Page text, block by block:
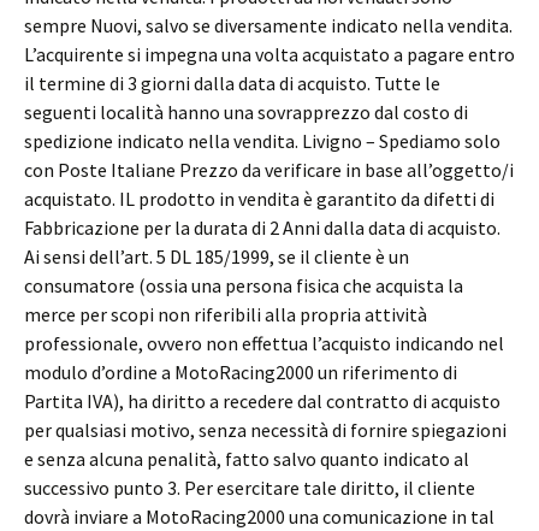
sempre Nuovi, salvo se diversamente indicato nella vendita.
L’acquirente si impegna una volta acquistato a pagare entro
il termine di 3 giorni dalla data di acquisto. Tutte le
seguenti località hanno una sovrapprezzo dal costo di
spedizione indicato nella vendita. Livigno – Spediamo solo
con Poste Italiane Prezzo da verificare in base all’oggetto/i
acquistato. IL prodotto in vendita è garantito da difetti di
Fabbricazione per la durata di 2 Anni dalla data di acquisto.
Ai sensi dell’art. 5 DL 185/1999, se il cliente è un
consumatore (ossia una persona fisica che acquista la
merce per scopi non riferibili alla propria attività
professionale, ovvero non effettua l’acquisto indicando nel
modulo d’ordine a MotoRacing2000 un riferimento di
Partita IVA), ha diritto a recedere dal contratto di acquisto
per qualsiasi motivo, senza necessità di fornire spiegazioni
e senza alcuna penalità, fatto salvo quanto indicato al
successivo punto 3. Per esercitare tale diritto, il cliente
dovrà inviare a MotoRacing2000 una comunicazione in tal